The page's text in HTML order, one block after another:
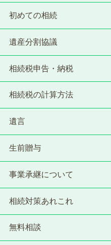
初めての相続
遺産分割協議
相続税申告・納税
相続税の計算方法
遺言
生前贈与
事業承継について
相続対策あれこれ
無料相談